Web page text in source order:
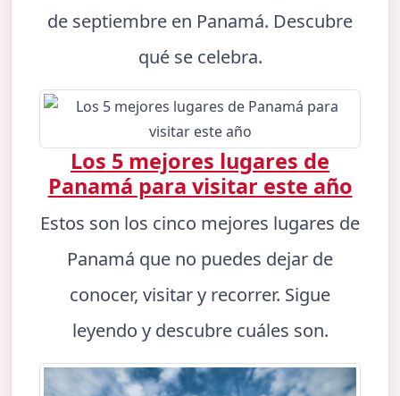
de septiembre en Panamá. Descubre
qué se celebra.
Los 5 mejores lugares de
Panamá para visitar este año
Estos son los cinco mejores lugares de
Panamá que no puedes dejar de
conocer, visitar y recorrer. Sigue
leyendo y descubre cuáles son.